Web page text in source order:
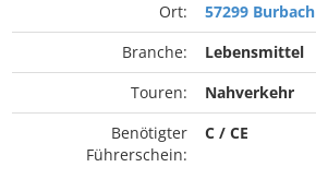
Ort:
57299 Burbach
Branche:
Lebensmittel
Touren:
Nahverkehr
Benötigter
Führerschein:
C / CE